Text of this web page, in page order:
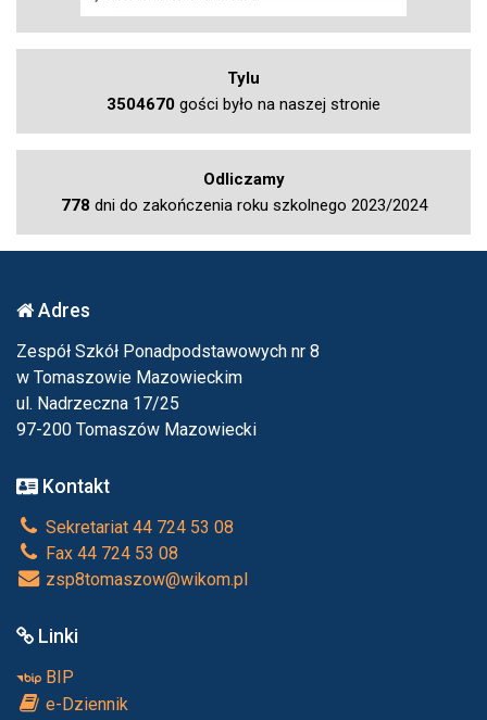
Tylu
3504670 gości było na naszej stronie
Odliczamy
778 dni do zakończenia roku szkolnego 2023/2024
Adres
Zespół Szkół Ponadpodstawowych nr 8
w Tomaszowie Mazowieckim
ul. Nadrzeczna 17/25
97-200 Tomaszów Mazowiecki
Kontakt
Sekretariat 44 724 53 08
Fax 44 724 53 08
zsp8tomaszow@wikom.pl
Linki
BIP
e-Dziennik